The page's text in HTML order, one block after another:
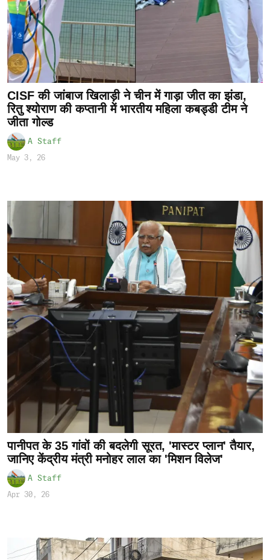
CISF की जांबाज खिलाड़ी ने चीन में गाड़ा जीत का झंडा,
रितु श्योराण की कप्तानी में भारतीय महिला कबड्डी टीम ने
जीता गोल्ड
A Staff
May 3, 26
पानीपत के 35 गांवों की बदलेगी सूरत, 'मास्टर प्लान' तैयार,
जानिए केंद्रीय मंत्री मनोहर लाल का 'मिशन विलेज'
A Staff
Apr 30, 26